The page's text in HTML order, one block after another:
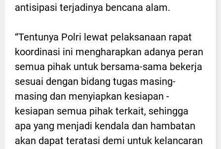
antisipasi terjadinya bencana alam.
“Tentunya Polri lewat pelaksanaan rapat
koordinasi ini mengharapkan adanya peran
semua pihak untuk bersama-sama bekerja
sesuai dengan bidang tugas masing-
masing dan menyiapkan kesiapan -
kesiapan semua pihak terkait, sehingga
apa yang menjadi kendala dan hambatan
akan dapat teratasi demi untuk kelancaran